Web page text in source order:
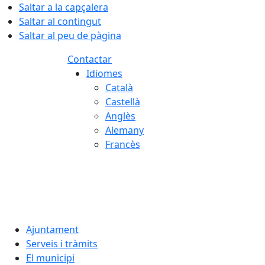
Saltar a la capçalera
Saltar al contingut
Saltar al peu de pàgina
Contactar
Idiomes
Català
Castellà
Anglès
Alemany
Francès
Ajuntament
Serveis i tràmits
El municipi